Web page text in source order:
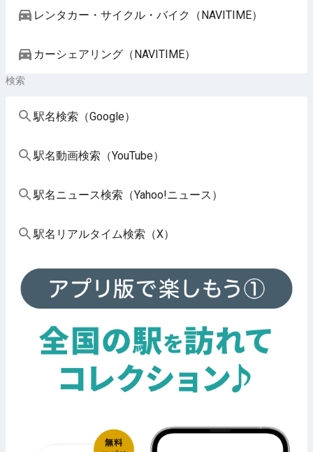
レンタカー・サイクル・バイク（NAVITIME）
カーシェアリング（NAVITIME）
検索
駅名検索（Google）
駅名動画検索（YouTube）
駅名ニュース検索（Yahoo!ニュース）
駅名リアルタイム検索（X）